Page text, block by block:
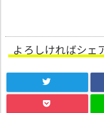
よろしければシェ